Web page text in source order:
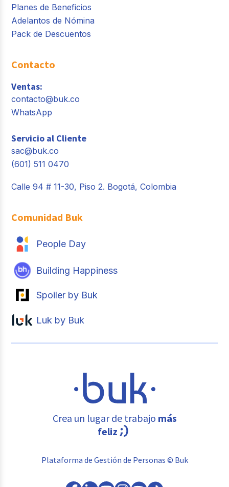
Planes de Beneficios
Adelantos de Nómina
Pack de Descuentos
Contacto
Ventas:
contacto@buk.co
WhatsApp
Servicio al Cliente
sac@buk.co
(601) 511 0470
Calle 94 # 11-30, Piso 2. Bogotá, Colombia
Comunidad Buk
People Day
Building Happiness
Spoiler by Buk
Luk by Buk
Crea un lugar de trabajo más
feliz
Plataforma de Gestión de Personas © Buk